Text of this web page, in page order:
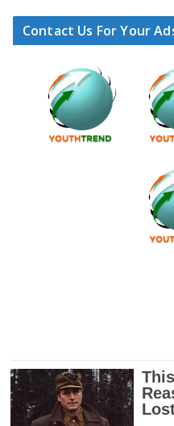
Contact Us For Your